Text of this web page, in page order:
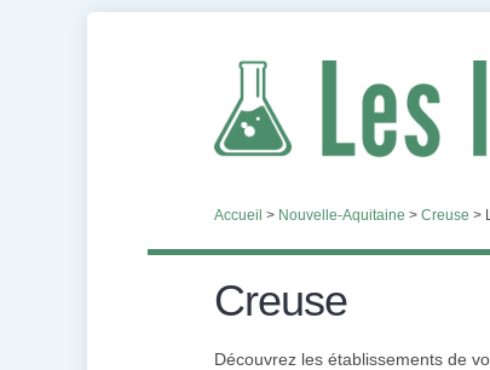
Accueil > Nouvelle-Aquitaine > Creuse >
Creuse
Découvrez les établissements de